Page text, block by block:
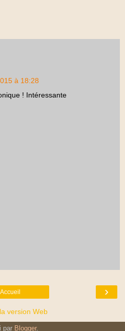
à 18:28
! Intéressante
›
Accueil
version Web
par Blogger.